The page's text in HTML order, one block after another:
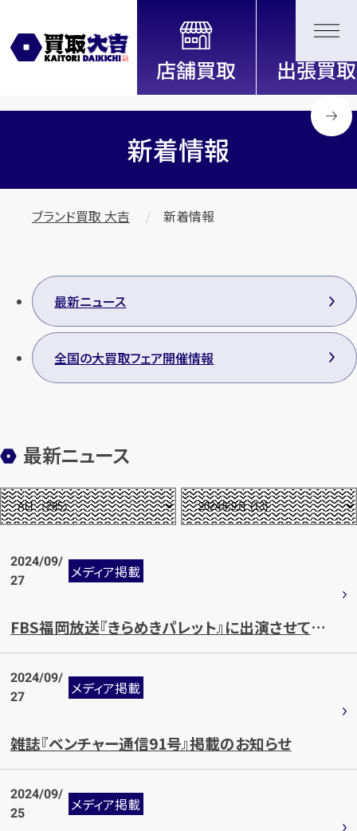
全国2200店舗以上展開中！
信頼と実績の買取専門店「買取大
吉」
新着情報
ブランド買取 大吉 新着情報
最新ニュース
全国の大買取フェア開催情報
最新ニュース
2024/09/
27
メディア掲載
FBS福岡放送『きらめきパレット』に出演させていただきました。
2024/09/
27
メディア掲載
雑誌『ベンチャー通信91号』掲載のお知らせ
2024/09/
25
メディア掲載